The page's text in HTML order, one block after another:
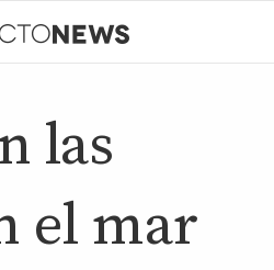
las
el mar